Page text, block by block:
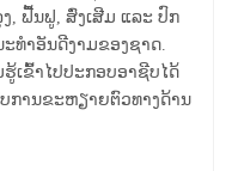
, ຟື້ນຟູ, ສົ່ງເສີມ ແລະ ປົກ
ທຳອັນດີງາມຂອງຊາດ.
ເຂົ້າໄປປະກອບອາຊີບໄດ້
ການຂະຫຽາຍຕົວທາງດ້ານ